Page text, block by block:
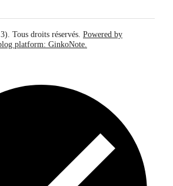
Tous droits réservés. Powered by
platform: GinkoNote.